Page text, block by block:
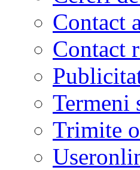
Contact
Contact
Termeni
Trimite